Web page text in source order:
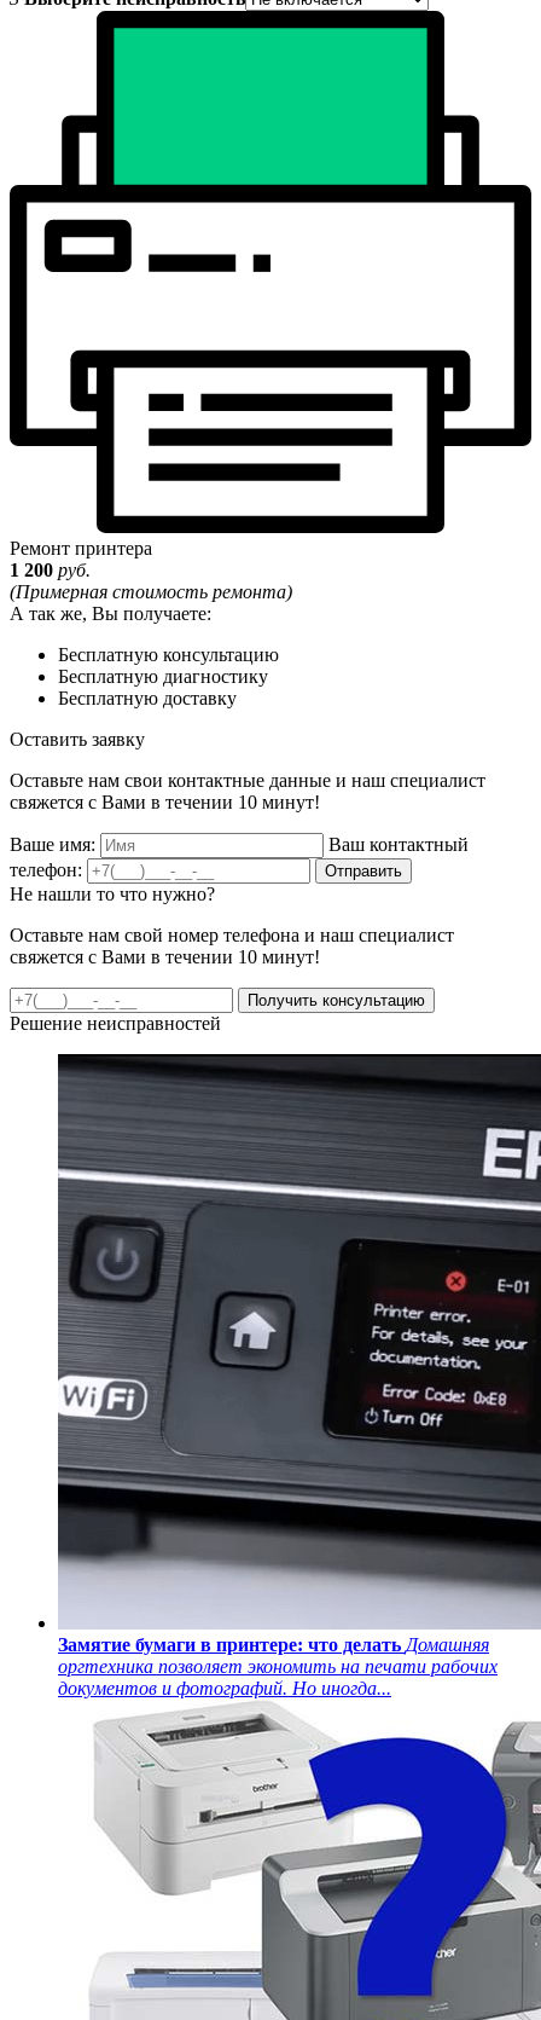
Ремонт принтера
1 200 руб.
(Примерная стоимость ремонта)
А так же, Вы получаете:
Бесплатную консультацию
Бесплатную диагностику
Бесплатную доставку
Оставить заявку
Оставьте нам свои контактные данные и наш специалист
свяжется с Вами в течении 10 минут!
Ваше имя:
Ваш контактный
телефон:
Отправить
Не нашли то что нужно?
Оставьте нам свой номер телефона и наш специалист
свяжется с Вами в течении 10 минут!
Получить консультацию
Решение неисправностей
Замятие бумаги в принтере: что делать Домашняя
оргтехника позволяет экономить на печати рабочих
документов и фотографий. Но иногда...